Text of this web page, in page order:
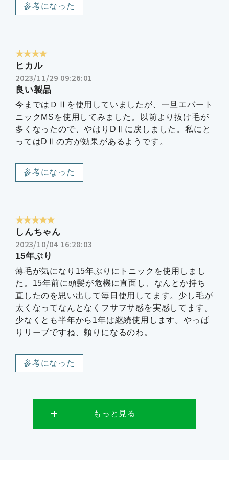
参考になった
★★★★
ヒカル
2023/11/29 09:26:01
良い製品
今まではＤⅡを使用していましたが、一旦エバート
ニックMSを使用してみました。以前より抜け毛が
多くなったので、やはりDⅡに戻しました。私にと
ってはDⅡの方が効果があるようです。
参考になった
★★★★★
しんちゃん
2023/10/04 16:28:03
15年ぶり
薄毛が気になり15年ぶりにトニックを使用しまし
た。15年前に頭髪が危機に直面し、なんとか持ち
直したのを思い出して毎日使用してます。少し毛が
太くなってなんとなくフサフサ感を実感してます。
少なくとも半年から1年は継続使用します。やっぱ
りリーブですね、頼りになるのわ。
参考になった
もっと見る